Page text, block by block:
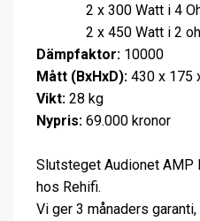
2 x 300 Watt i 4
2 x 450 Watt i 2
Dämpfaktor: 10000
Mått (BxHxD): 430 x 175
Vikt: 28 kg
Nypris: 69.000 kronor
Slutsteget Audionet AMP
hos Rehifi.
Vi ger 3 månaders